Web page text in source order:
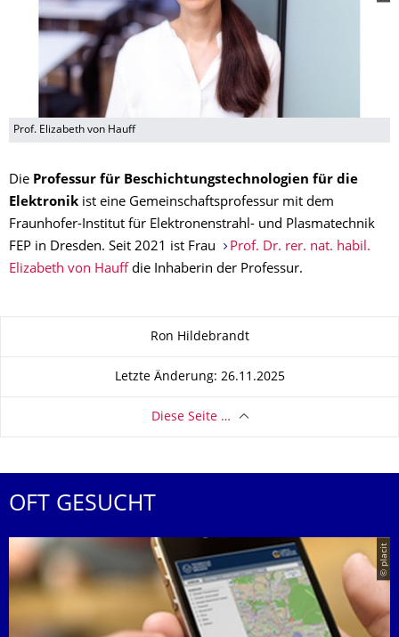
Prof. Elizabeth von Hauff
​Die Professur für Beschichtungstechnologien für die
Elektronik ist eine Gemeinschaftsprofessur mit dem
Fraunhofer-Institut für Elektronenstrahl- und Plasmatechnik
FEP in Dresden. Seit 2021 ist Frau
Prof. Dr. rer. nat. habil.
Elizabeth von Hauff die Inhaberin der Professur.
Ron Hildebrandt
Letzte Änderung: 26.11.2025
Diese Seite …
OFT GESUCHT
© placit